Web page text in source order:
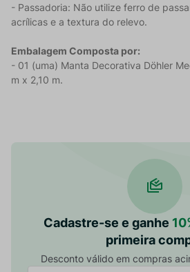
- Passadoria: Não utilize ferro de
acrílicas e a textura do relevo.
Embalagem Composta por:
- 01 (uma) Manta Decorativa Döhler
m x 2,10 m.
Cadastre-se e ganhe
primeira
Desconto válido em compras